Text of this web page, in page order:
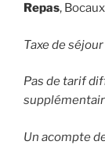
Repas,
Taxe de
Pas de tarif
Un acompte